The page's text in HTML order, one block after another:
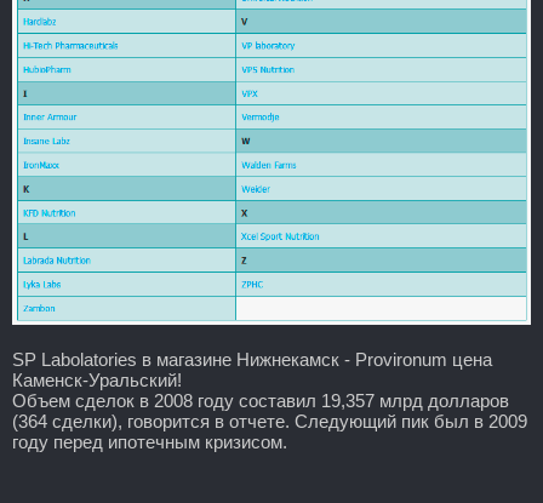
SP Labolatories в магазине Нижнекамск - Provironum цена
Каменск-Уральский!
Объем сделок в 2008 году составил 19,357 млрд долларов
(364 сделки), говорится в отчете. Следующий пик был в 2009
году перед ипотечным кризисом.